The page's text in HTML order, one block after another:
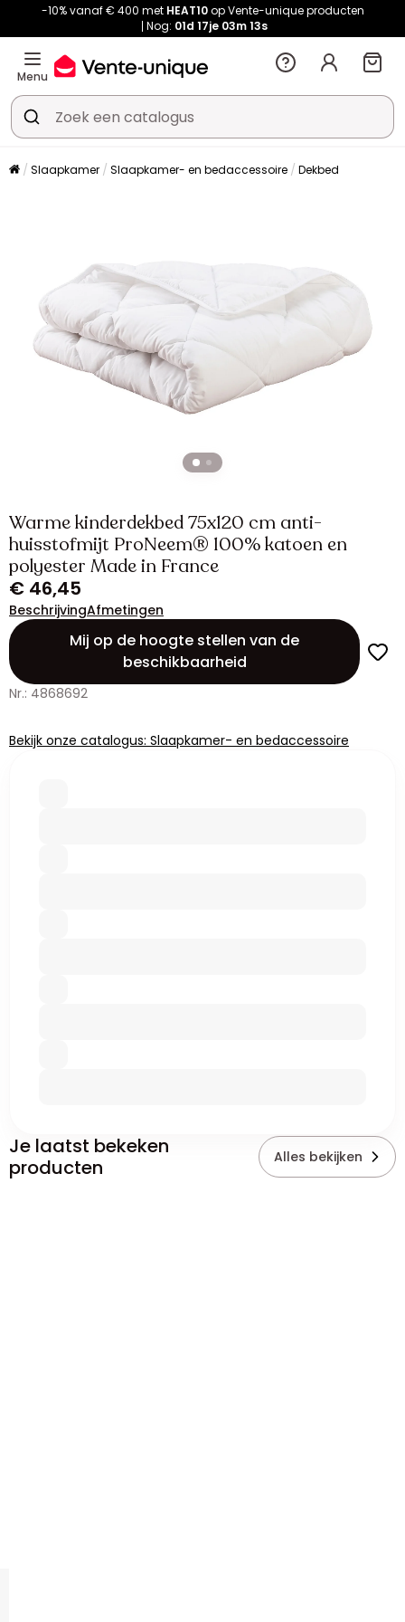
-10% vanaf € 400 met HEAT10op Vente-unique producten
Nog: 01d 17je 03m12s
Menu
Slaapkamer Slaapkamer- en bedaccessoire Dekbed
Warme kinderdekbed 75x120 cm anti-
huisstofmijt ProNeem® 100% katoen en
polyester Made in France
€ 46,45
BeschrijvingAfmetingen
Mij op de hoogte stellen van de
beschikbaarheid
Nr.: 4868692
Bekijk onze catalogus: Slaapkamer- en bedaccessoire
Je laatst bekeken
producten
Alles bekijken